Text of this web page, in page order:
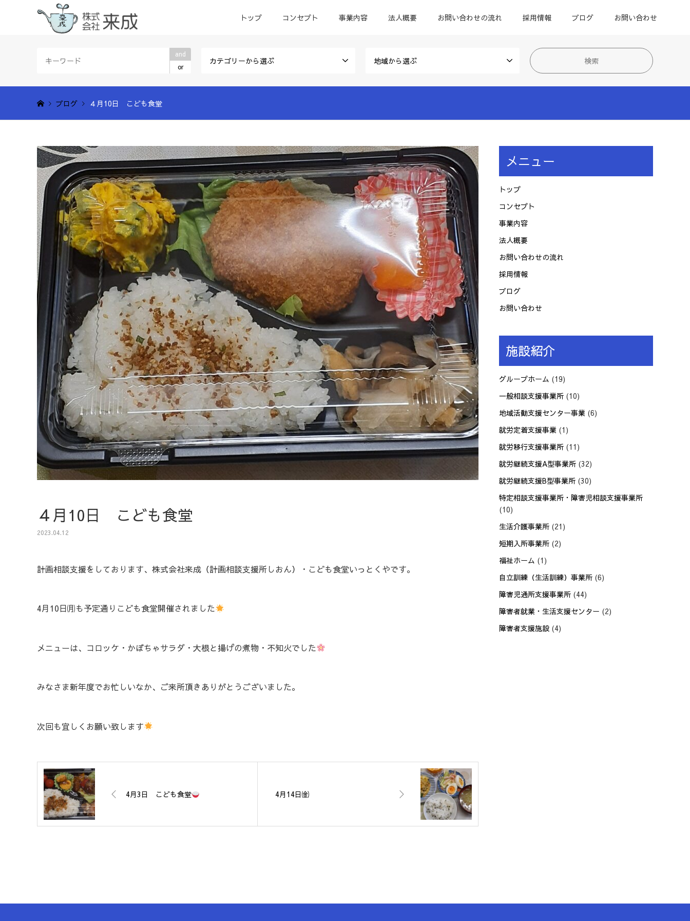
トップ コンセプト 事業内容 法人概要 お問い合わせの流れ 採用情報 ブログ お問い合わせ
and
or
カテゴリーから選ぶ 地域から選ぶ
ブログ ４月10日 こども食堂
４月10日 こども食堂
2023.04.12
計画相談支援をしております、株式会社来成（計画相談支援所しおん）・こども食堂いっとくやです。
4月10日㈪も予定通りこども食堂開催されました
メニューは、コロッケ・かぼちゃサラダ・大根と揚げの煮物・不知火でした
みなさま新年度でお忙しいなか、ご来所頂きありがとうございました。
次回も宜しくお願い致します
4月3日 こども食堂 4月14日㈮
メニュー
トップ
コンセプト
事業内容
法人概要
お問い合わせの流れ
採用情報
ブログ
お問い合わせ
施設紹介
グループホーム (19)
一般相談支援事業所 (10)
地域活動支援センター事業 (6)
就労定着支援事業 (1)
就労移行支援事業所 (11)
就労継続支援A型事業所 (32)
就労継続支援B型事業所 (30)
特定相談支援事業所・障害児相談支援事業所
(10)
生活介護事業所 (21)
短期入所事業所 (2)
福祉ホーム (1)
自立訓練（生活訓練）事業所 (6)
障害児通所支援事業所 (44)
障害者就業・生活支援センター (2)
障害者支援施設 (4)